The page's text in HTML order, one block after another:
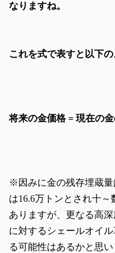
なりますね。
これを式で表すと以下の
将来の金価格 = 現在の
※因みに金の残存埋蔵量
は16.6万トンとされ十
ありますが、更なる高
に対するシェールオイ
る可能性はあるかと思